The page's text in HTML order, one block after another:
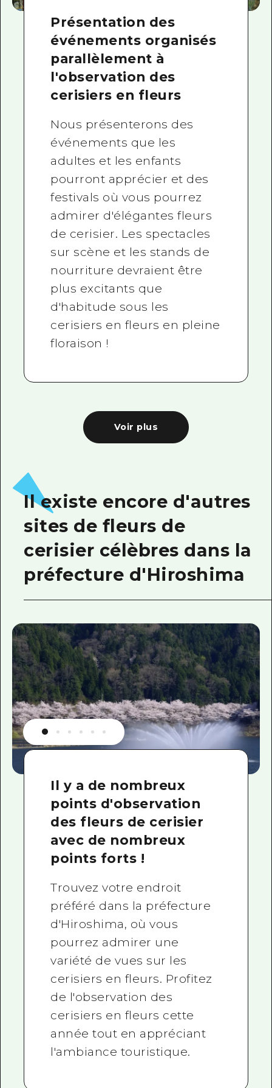
Présentation des
événements organisés
parallèlement à
l'observation des
cerisiers en fleurs
Nous présenterons des
événements que les
adultes et les enfants
pourront apprécier et des
festivals où vous pourrez
admirer d'élégantes fleurs
de cerisier. Les spectacles
sur scène et les stands de
nourriture devraient être
plus excitants que
d'habitude sous les
cerisiers en fleurs en pleine
floraison !
Voir plus
Il existe encore d'autres
sites de fleurs de
cerisier célèbres dans la
préfecture d'Hiroshima
Il y a de nombreux
points d'observation
des fleurs de cerisier
avec de nombreux
points forts !
Trouvez votre endroit
préféré dans la préfecture
d'Hiroshima, où vous
pourrez admirer une
variété de vues sur les
cerisiers en fleurs. Profitez
de l'observation des
cerisiers en fleurs cette
année tout en appréciant
l'ambiance touristique.